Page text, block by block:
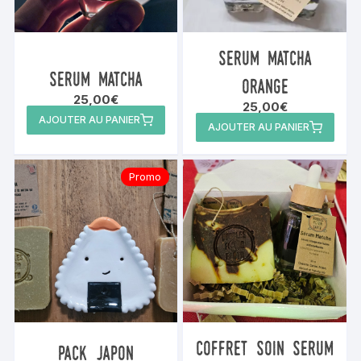
serum matcha
25,00€
AJOUTER AU PANIER
serum matcha
orange
25,00€
AJOUTER AU PANIER
Promo
pack japon coffret soin serum